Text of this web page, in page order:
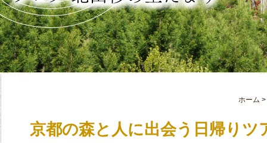
ホーム >
京都の森と人に出会う日帰りツ